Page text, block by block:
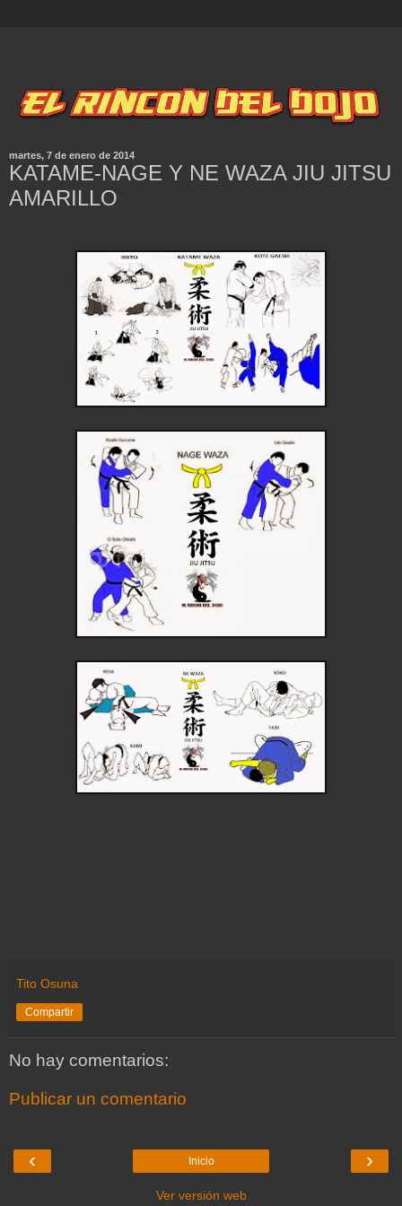
martes, 7 de enero de 2014
KATAME-NAGE Y NE WAZA JIU JITSU
AMARILLO
Tito Osuna
Compartir
No hay comentarios:
Publicar un comentario
‹ ›
Inicio
Ver versión web